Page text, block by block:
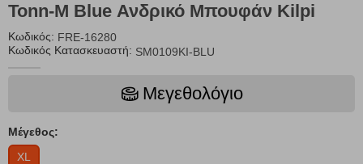
Tonn-M Blue Ανδρικό Μπουφάν Kilpi
Κωδικός: FRE-16280
Κωδικός Κατασκευαστή: SM0109KI-BLU
Μεγεθολόγιο
Μέγεθος:
XL